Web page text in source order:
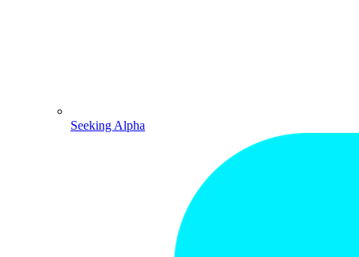
Seeking Alpha